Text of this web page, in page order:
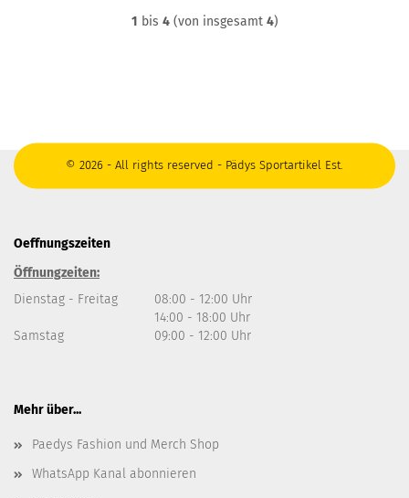
1 bis 4(von insgesamt 4)
© 2026 - All rights reserved - Pädys Sportartikel Est.
Oeffnungszeiten
Öffnungzeiten:
Dienstag - Freitag
08:00 - 12:00 Uhr
14:00 - 18:00 Uhr
Samstag
09:00 - 12:00 Uhr
Mehr über...
Paedys Fashion und Merch Shop
WhatsApp Kanal abonnieren